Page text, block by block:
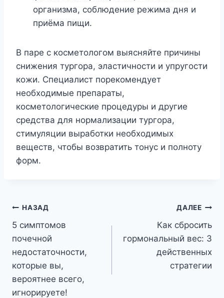
организма, соблюдение режима дня и
приёма пищи.
В паре с косметологом выясняйте причины
снижения тургора, эластичности и упругости
кожи. Специалист порекомендует
необходимые препараты,
косметологические процедуры и другие
средства для нормализации тургора,
стимуляции выработки необходимых
веществ, чтобы возвратить тонус и полноту
форм.
Навигация
по
записям
НАЗАД
5 симптомов
почечной
недостаточности,
которые вы,
вероятнее всего,
игнорируете!
ДАЛЕЕ
Как сбросить
гормональный вес: 3
действенных
стратегии